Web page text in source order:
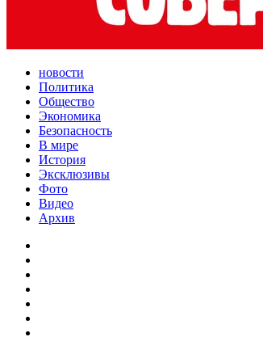
новости
Политика
Общество
Экономика
Безопасность
В мире
История
Эксклюзивы
Фото
Видео
Архив